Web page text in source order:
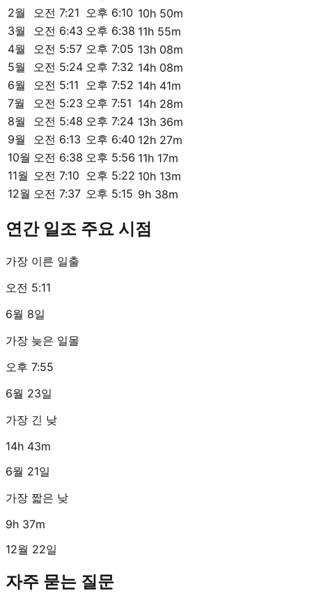
2월
오전 7:21 오후 6:10 10h 50m
3월
오전 6:43 오후 6:38 11h 55m
4월
오전 5:57 오후 7:05 13h 08m
5월
오전 5:24 오후 7:32 14h 08m
6월
오전 5:11 오후 7:52 14h 41m
7월
오전 5:23 오후 7:51 14h 28m
8월
오전 5:48 오후 7:24 13h 36m
9월
오전 6:13 오후 6:40 12h 27m
10월 오전 6:38 오후 5:56 11h 17m
11월 오전 7:10 오후 5:22 10h 13m
12월 오전 7:37 오후 5:15 9h 38m
연간 일조 주요 시점
가장 이른 일출
오전 5:11
6월 8일
가장 늦은 일몰
오후 7:55
6월 23일
가장 긴 낮
14h 43m
6월 21일
가장 짧은 낮
9h 37m
12월 22일
자주 묻는 질문